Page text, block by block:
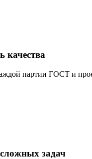
качества
партии ГОСТ и
задач